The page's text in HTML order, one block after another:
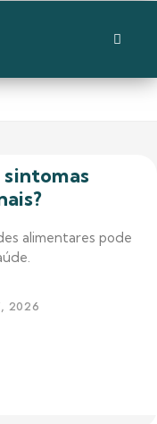
alimentares pode
2026